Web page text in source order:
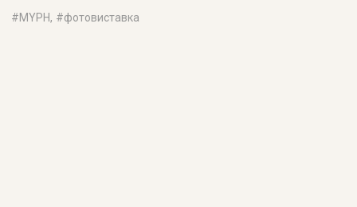
#MYPH, #фотовиставка